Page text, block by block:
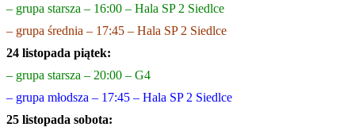
– grupa starsza – 16:00 – Hala SP 2 Siedlce
– grupa średnia – 17:45 – Hala SP 2 Siedlce
24 listopada piątek:
– grupa starsza – 20:00 – G4
– grupa młodsza – 17:45 – Hala SP 2 Siedlce
25 listopada sobota: